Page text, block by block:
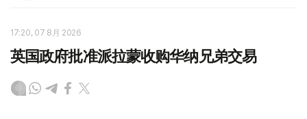
17:20, 07 8月 2026
英国政府批准派拉蒙收购华纳兄弟交易